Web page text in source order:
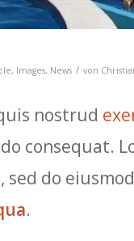
, Images, News / von
nostrud
consequat.
sed do
.